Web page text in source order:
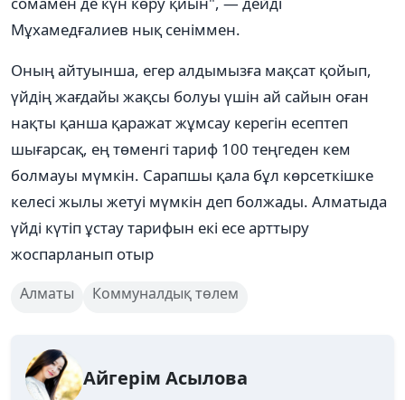
Мұхамедғалиев нық сеніммен.
Оның айтуынша, егер алдымызға мақсат қойып,
үйдің жағдайы жақсы болуы үшін ай сайын оған
нақты қанша қаражат жұмсау керегін есептеп
шығарсақ, ең төменгі тариф 100 теңгеден кем
болмауы мүмкін. Сарапшы қала бұл көрсеткішке
келесі жылы жетуі мүмкін деп болжады. Алматыда
үйді күтіп ұстау тарифын екі есе арттыру
жоспарланып отыр
Алматы Коммуналдық төлем
Айгерім Асылова